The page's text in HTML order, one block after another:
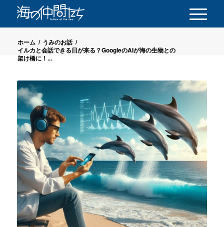
ホーム / うみのお話 /
イルカと会話できる日が来る？GoogleのAIが海の生物との
架け橋に！...